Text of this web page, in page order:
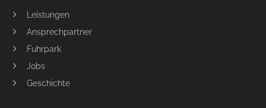
Leistungen
Ansprechpartner
Fuhrpark
Jobs
Geschichte